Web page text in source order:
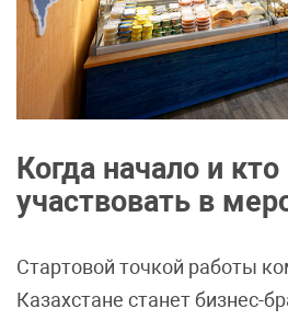
Когда начало и
участвовать в
Стартовой точкой работы
Казахстане станет бизнес-